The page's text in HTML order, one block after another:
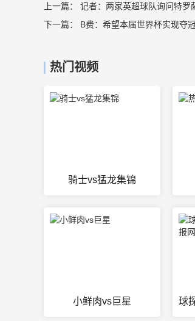
上一篇： 记者：两家英超球队询问特罗
下一篇： B费：希望本届世界杯实现夺
热门视频
骑士vs猛龙集锦
小鲜肉vs巨星